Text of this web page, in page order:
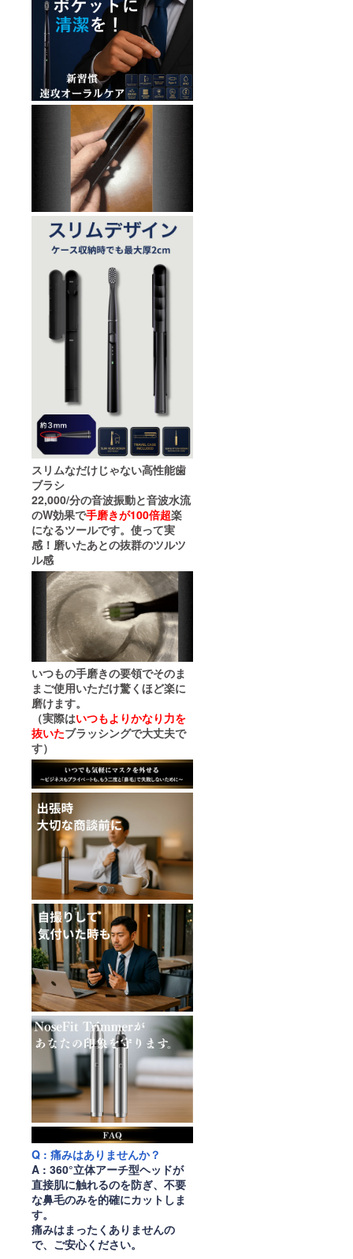
スリムなだけじゃない高性能歯
ブラシ
22,000/分の音波振動と音波水流
のW効果で手磨きが100倍超楽
になるツールです。使って実
感！ 磨いたあとの抜群のツルツ
ル感
いつもの手磨きの要領でそのま
まご使用いただけ驚くほど楽に
磨けます。
（実際はいつもよりかなり力を
抜いたブラッシングで大丈夫で
す）
Q : 痛みはありませんか？
A : 360°立体アーチ型ヘッドが
直接肌に触れるのを防ぎ、不要
な鼻毛のみを的確にカットしま
す。
痛みはまったくありませんの
で、ご安心ください。